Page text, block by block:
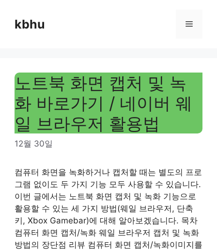
contentkbhu Menu
노트북 화면 캡처 및 녹
화 바로가기 / 네이버 웨
일 브라우저 활용법
12월 30일
컴퓨터 화면을 녹화하거나 캡처할 때는 별도의 프로
그램 없이도 두 가지 기능 모두 사용할 수 있습니다.
이번 글에서는 노트북 화면 캡처 및 녹화 기능으로
활용할 수 있는 세 가지 방법(웨일 브라우저, 단축
키, Xbox Gamebar)에 대해 알아보겠습니다. 목차
컴퓨터 화면 캡처/녹화 웨일 브라우저 캡처 및 녹화
방법의 장단점 리뷰 컴퓨터 화면 캡처/녹화이미지를